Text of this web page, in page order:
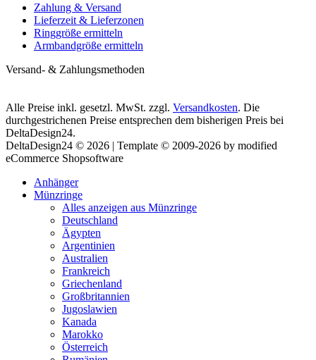
Zahlung & Versand
Lieferzeit & Lieferzonen
Ringgröße ermitteln
Armbandgröße ermitteln
Versand- & Zahlungsmethoden
Alle Preise inkl. gesetzl. MwSt. zzgl. Versandkosten. Die
durchgestrichenen Preise entsprechen dem bisherigen Preis bei
DeltaDesign24.
DeltaDesign24 © 2026 | Template © 2009-2026 by modified
eCommerce Shopsoftware
Anhänger
Münzringe
Alles anzeigen aus Münzringe
Deutschland
Ägypten
Argentinien
Australien
Frankreich
Griechenland
Großbritannien
Jugoslawien
Kanada
Marokko
Österreich